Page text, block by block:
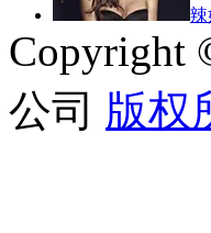
辣
Copyright
公司 版权